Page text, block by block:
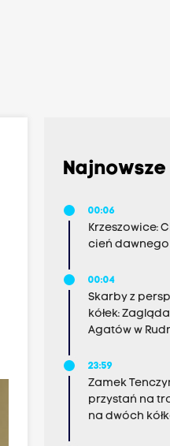
Najnowsze
00:06
Krzeszowice:
cień
00:04
Skarby z
kółek:
Agatów w
23:59
Zamek
przystań na
na dwóch